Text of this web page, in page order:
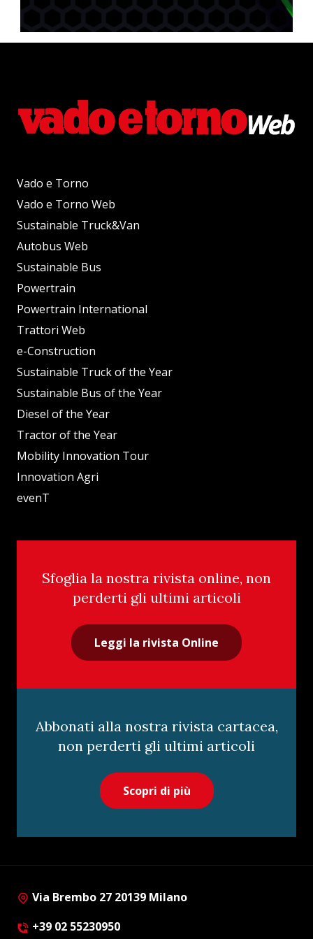
Vado e Torno
Vado e Torno Web
Sustainable Truck&Van
Autobus Web
Sustainable Bus
Powertrain
Powertrain International
Trattori Web
e-Construction
Sustainable Truck of the Year
Sustainable Bus of the Year
Diesel of the Year
Tractor of the Year
Mobility Innovation Tour
Innovation Agri
evenT
Sfoglia la nostra rivista online, non
perderti gli ultimi articoli
Leggi la rivista Online
Abbonati alla nostra rivista cartacea,
non perderti gli ultimi articoli
Scopri di più
Via Brembo 27 20139 Milano
+39 02 55230950